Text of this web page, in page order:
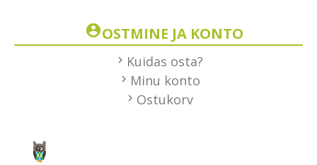
OSTMINE JA KONTO
Kuidas osta?
Minu konto
Ostukorv